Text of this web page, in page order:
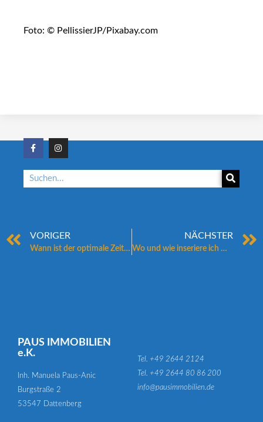
Foto: © PellissierJP/Pixabay.com
VORIGER
Wann ist der optimale Zeitpunkt, um meine Immobilie zu verkaufen?
NÄCHSTER
Wo und wie inseriere ich meine Immobilie am besten?
PAUS IMMOBILIEN
e.K.
Inh. Manuela Paus-Anic
Burgstraße 2
53547 Dattenberg
Tel. +49 2644 2124
Tel. +49 2644 80 86 200
info@pausimmobilien.de